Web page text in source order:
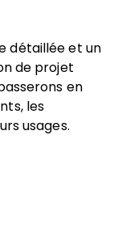
détaillée et un
de projet
en
les
usages.